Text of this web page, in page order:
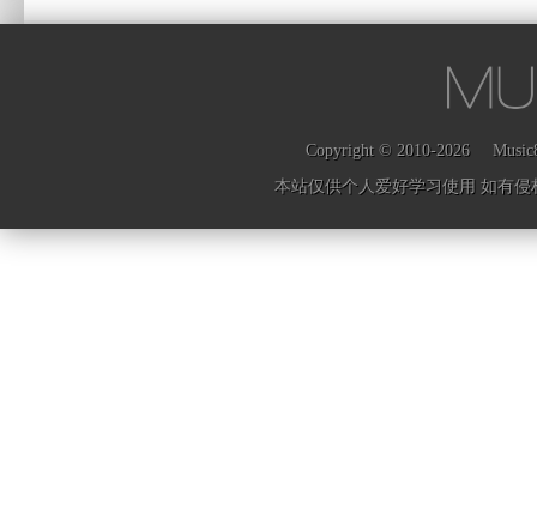
Copyright © 2010-2026
本站仅供个人爱好学习使用 如有侵